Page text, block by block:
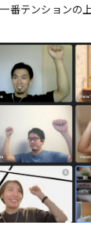
番テンションの